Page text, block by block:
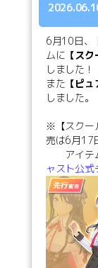
6月10日、
ムに 【ス
しました！
また 【ピ
しました。
※【スクー
売は6月17
アイテム
ャスト公式